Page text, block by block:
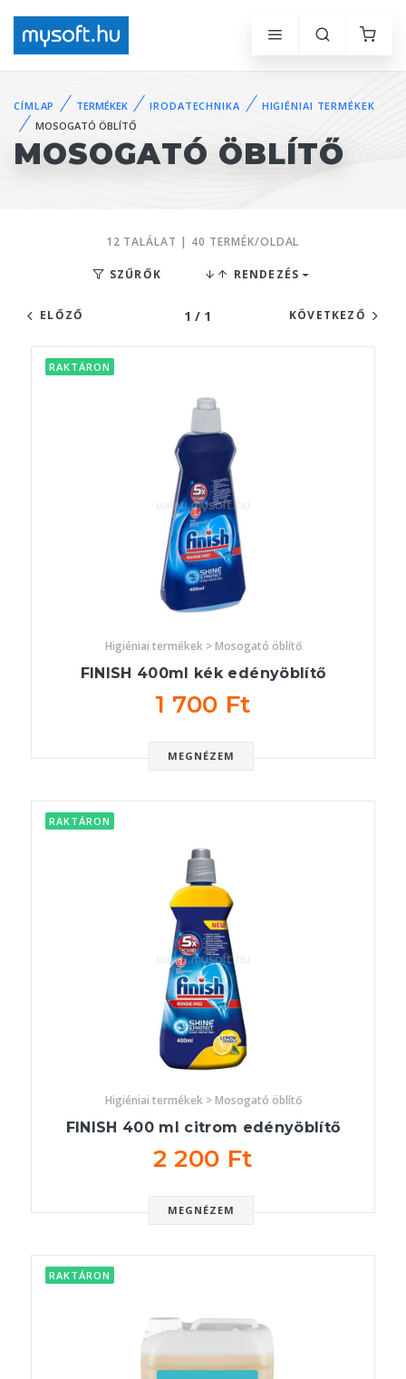
CÍMLAP TERMÉKEK IRODATECHNIKA
HIGIÉNIAI TERMÉKEK
MOSOGATÓ ÖBLÍTŐ
MOSOGATÓ ÖBLÍTŐ
12 TALÁLAT | 40 TERMÉK/OLDAL
SZŰRŐK RENDEZÉS
ELŐZŐ 1 / 1 KÖVETKEZŐ
RAKTÁRON
Higiéniai termékek > Mosogató öblítő
FINISH 400ml kék edényöblítő
1 700 Ft
MEGNÉZEM
RAKTÁRON
Higiéniai termékek > Mosogató öblítő
FINISH 400 ml citrom edényöblítő
2 200 Ft
MEGNÉZEM
RAKTÁRON